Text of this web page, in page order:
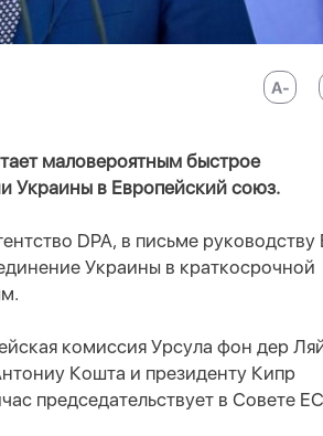
маловероятным быстрое
Украины в Европейский союз.
DPA, в письме руководству
Украины в краткосрочной
комиссия Урсула фон дер
Кошта и президенту Кипр
председательствует в Совете